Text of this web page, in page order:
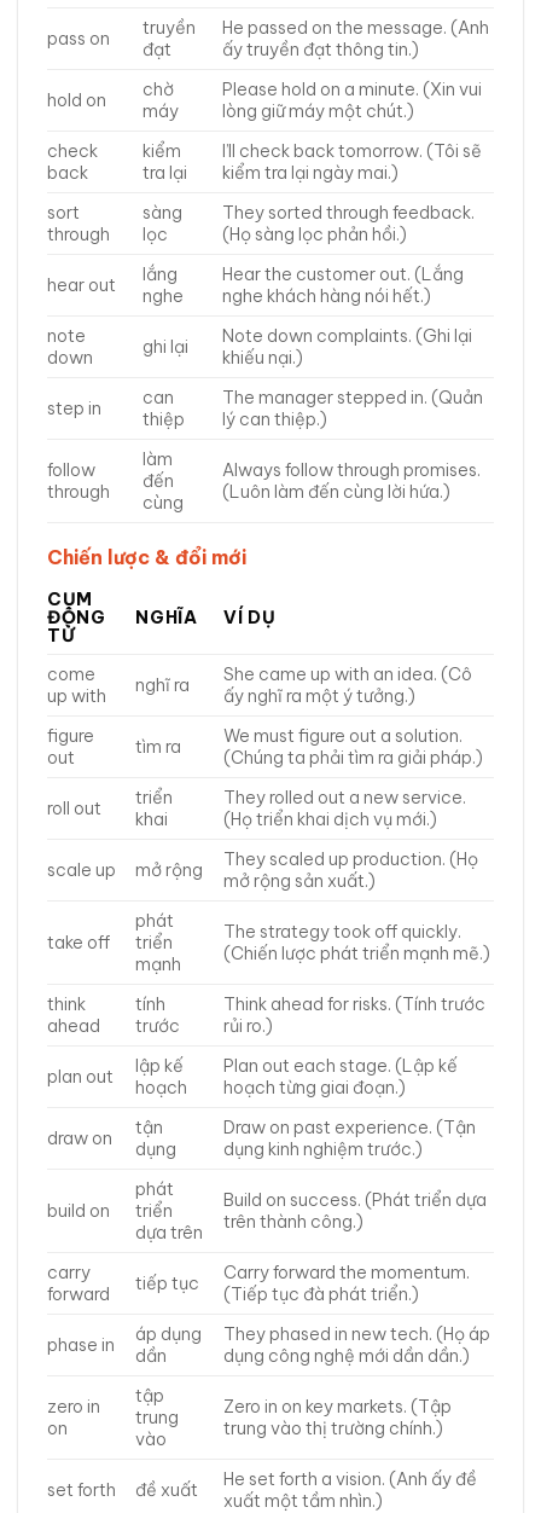
pass on
truyền
đạt
He passed on the message. (Anh
ấy truyền đạt thông tin.)
hold on
chờ
máy
Please hold on a minute. (Xin vui
lòng giữ máy một chút.)
check
back
kiểm
tra lại
I’ll check back tomorrow. (Tôi sẽ
kiểm tra lại ngày mai.)
sort
through
sàng
lọc
They sorted through feedback.
(Họ sàng lọc phản hồi.)
hear out
lắng
nghe
Hear the customer out. (Lắng
nghe khách hàng nói hết.)
note
down
ghi lại
Note down complaints. (Ghi lại
khiếu nại.)
step in
can
thiệp
The manager stepped in. (Quản
lý can thiệp.)
follow
through
làm
đến
cùng
Always follow through promises.
(Luôn làm đến cùng lời hứa.)
Chiến lược & đổi mới
CỤM
ĐỘNG
TỪ
NGHĨA VÍ DỤ
come
up with
nghĩ ra
She came up with an idea. (Cô
ấy nghĩ ra một ý tưởng.)
figure
out
tìm ra
We must figure out a solution.
(Chúng ta phải tìm ra giải pháp.)
roll out
triển
khai
They rolled out a new service.
(Họ triển khai dịch vụ mới.)
scale up mở rộng
They scaled up production. (Họ
mở rộng sản xuất.)
take off
phát
triển
mạnh
The strategy took off quickly.
(Chiến lược phát triển mạnh mẽ.)
think
ahead
tính
trước
Think ahead for risks. (Tính trước
rủi ro.)
plan out
lập kế
hoạch
Plan out each stage. (Lập kế
hoạch từng giai đoạn.)
draw on
tận
dụng
Draw on past experience. (Tận
dụng kinh nghiệm trước.)
build on
phát
triển
dựa trên
Build on success. (Phát triển dựa
trên thành công.)
carry
forward
tiếp tục
Carry forward the momentum.
(Tiếp tục đà phát triển.)
phase in
áp dụng
dần
They phased in new tech. (Họ áp
dụng công nghệ mới dần dần.)
zero in
on
tập
trung
vào
Zero in on key markets. (Tập
trung vào thị trường chính.)
set forth đề xuất
He set forth a vision. (Anh ấy đề
xuất một tầm nhìn.)